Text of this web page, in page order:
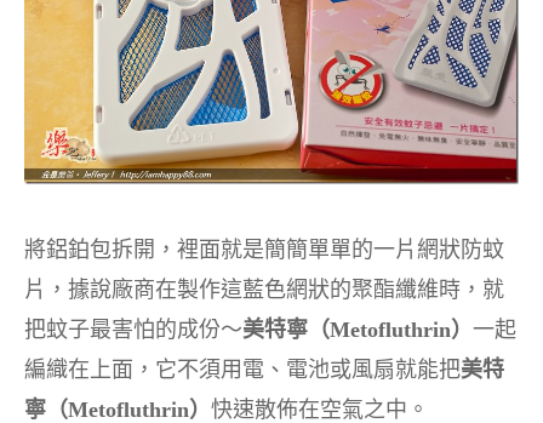
將鋁鉑包拆開，裡面就是簡簡單單的一片網狀防蚊
片，據說廠商在製作這藍色網狀的聚酯纖維時，就
把蚊子最害怕的成份～美特寧（Metofluthrin） 一起
編織在上面，它不須用電、電池或風扇就能把美特
寧（Metofluthrin） 快速散佈在空氣之中。